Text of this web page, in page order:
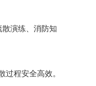
散演练、消防知
程安全高效。